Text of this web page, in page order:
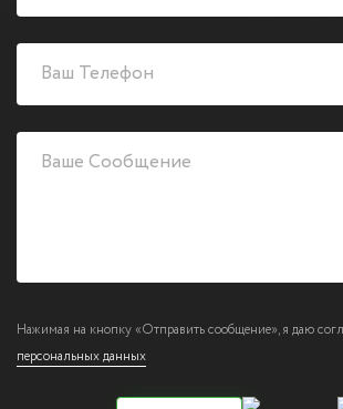
Нажимая на кнопку «Отправить сообщение», я даю
персональных данных